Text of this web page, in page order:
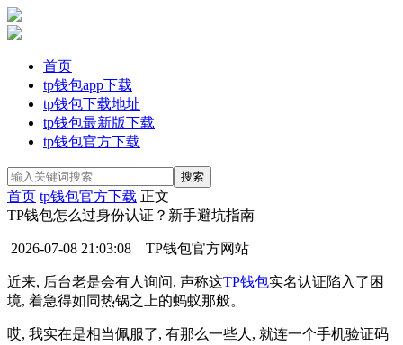
首页
tp钱包app下载
tp钱包下载地址
tp钱包最新版下载
tp钱包官方下载
首页 tp钱包官方下载 正文
TP钱包怎么过身份认证？新手避坑指南
2026-07-08 21:03:08 TP钱包官方网站
近来, 后台老是会有人询问, 声称这TP钱包实名认证陷入了困
境, 着急得如同热锅之上的蚂蚁那般。
哎, 我实在是相当佩服了, 有那么一些人, 就连一个手机验证码